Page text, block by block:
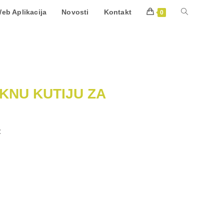
Aplikacija Novosti Kontakt 0
KUTIJU ZA